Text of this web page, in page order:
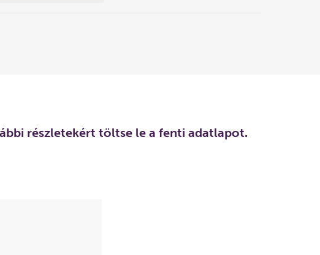
részletekért töltse le a fenti adatlapot.